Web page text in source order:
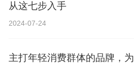
从这七步入手
2024-07-24
主打年轻消费群体的品牌，为